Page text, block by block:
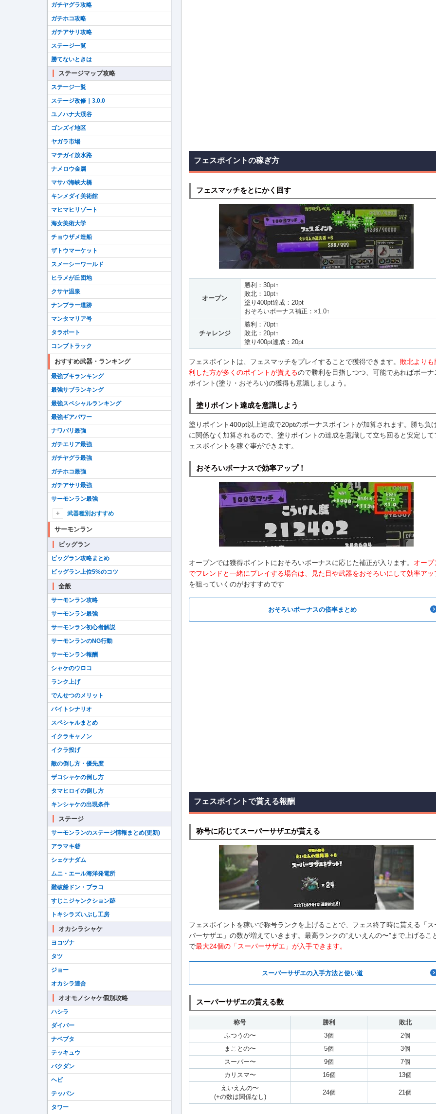
フェスポイントの稼ぎ方
フェスマッチをとにかく回す
オープン
勝利：30pt↑
敗北：10pt↑
塗り400pt達成：20pt
おそろいボーナス補正：×1.0↑
チャレンジ
勝利：70pt↑
敗北：20pt↑
塗り400pt達成：20pt
フェスポイントは、フェスマッチをプレイすることで獲得できます。 敗北よりも
利した方が多くのポイントが貰えるので勝利を目指しつつ、可能であればボーナ
ポイント(塗り・おそろい)の獲得も意識しましょう。
塗りポイント達成を意識しよう
塗りポイント400pt以上達成で20ptのボーナスポイントが加算されます。勝ち負
に関係なく加算されるので、塗りポイントの達成を意識して立ち回ると安定して
ェスポイントを稼ぐ事ができます。
おそろいボーナスで効率アップ！
オープンでは獲得ポイントにおそろいボーナスに応じた補正が入ります。 オープ
でフレンドと一緒にプレイする場合は、見た目や武器をおそろいにして効率アッ
を狙っていくのがおすすめです
おそろいボーナスの倍率まとめ
フェスポイントで貰える報酬
称号に応じてスーパーサザエが貰える
フェスポイントを稼いで称号ランクを上げることで、フェス終了時に貰える「ス
パーサザエ」の数が増えていきます。最高ランクの”えいえんの〜”まで上げるこ
で最大24個の「スーパーサザエ」が入手できます。
スーパーサザエの入手方法と使い道
スーパーサザエの貰える数
称号 勝利
敗北
ふつうの〜
3個
2個
まことの〜
5個
3個
スーパー〜
9個
7個
カリスマ〜
16個
13個
えいえんの〜
(+の数は関係なし)
24個 21個
ガチヤグラ攻略
ガチホコ攻略
ガチアサリ攻略
ステージ一覧
勝てないときは
ステージマップ攻略
ステージ一覧
ステージ改修｜3.0.0
ユノハナ大渓谷
ゴンズイ地区
ヤガラ市場
マテガイ放水路
ナメロウ金属
マサバ海峡大橋
キンメダイ美術館
マヒマヒリゾート
海女美術大学
チョウザメ造船
ザトウマーケット
スメーシーワールド
ヒラメが丘団地
クサヤ温泉
ナンプラー遺跡
マンタマリア号
タラポート
コンブトラック
おすすめ武器・ランキング
最強ブキランキング
最強サブランキング
最強スペシャルランキング
最強ギアパワー
ナワバリ最強
ガチエリア最強
ガチヤグラ最強
ガチホコ最強
ガチアサリ最強
サーモンラン最強
武器種別おすすめ
シューターおすすめ
ブラスターおすすめ
ローラーおすすめ
フデおすすめ
チャージャーおすすめ
スロッシャーおすすめ
スピナーおすすめ
マニューバーおすすめ
シェルターおすすめ
ストリンガーおすすめ
ワイパーおすすめ
サーモンラン
ビッグラン
ビッグラン攻略まとめ
ビッグラン上位5%のコツ
全般
サーモンラン攻略
サーモンラン最強
サーモンラン初心者解説
サーモンランのNG行動
サーモンラン報酬
シャケのウロコ
ランク上げ
でんせつのメリット
バイトシナリオ
スペシャルまとめ
イクラキャノン
イクラ投げ
敵の倒し方・優先度
ザコシャケの倒し方
タマヒロイの倒し方
キンシャケの出現条件
ステージ
サーモンランのステージ情報まとめ(更新)
アラマキ砦
シェケナダム
ムニ・エール海洋発電所
難破船ドン・ブラコ
すじこジャンクション跡
トキシラズいぶし工房
オカシラシャケ
ヨコヅナ
タツ
ジョー
オカシラ連合
オオモノシャケ個別攻略
ハシラ
ダイバー
ナベブタ
テッキュウ
バクダン
ヘビ
テッパン
タワー